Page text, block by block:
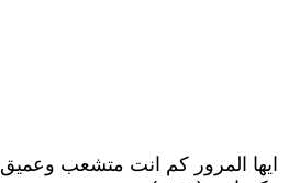
ايها المرور كم انت متشعب وعميق